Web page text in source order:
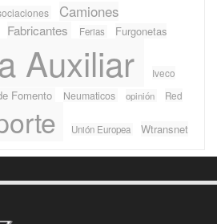
Camiones
Fabricantes Ferias Furgonetas
Auxiliar
Iveco
Fomento Neumaticos opinión Red
Unión Europea Wtransnet